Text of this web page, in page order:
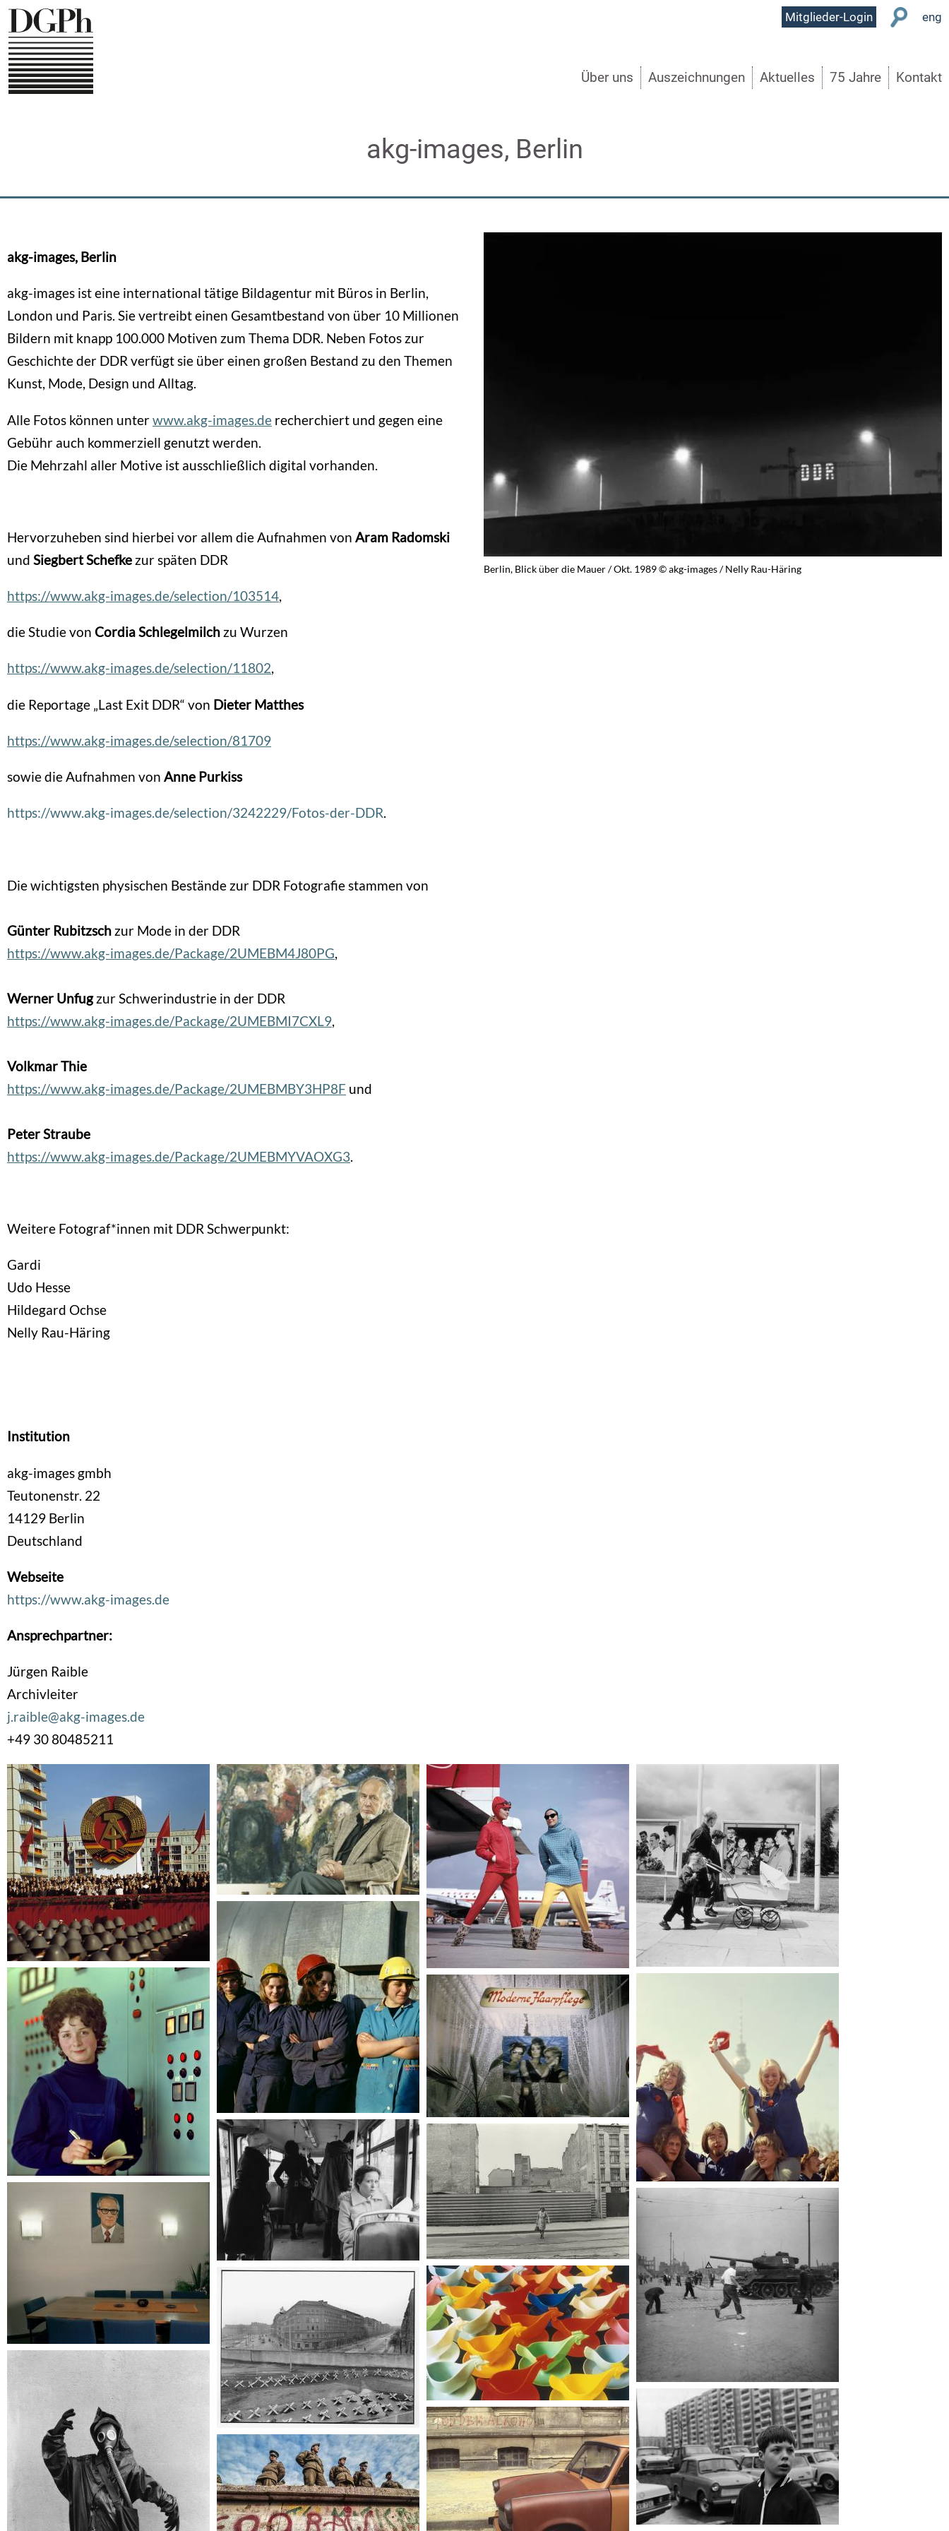
Direkt
zum
Inhalt
User
Mitglieder-Login eng
Über uns Auszeichnungen Aktuelles 75 Jahre Kontakt
akg-images, Berlin
akg-images, Berlin
akg-images ist eine international tätige Bildagentur mit Büros in Berlin,
London und Paris. Sie vertreibt einen Gesamtbestand von über 10 Millionen
Bildern mit knapp 100.000 Motiven zum Thema DDR. Neben Fotos zur
Geschichte der DDR verfügt sie über einen großen Bestand zu den Themen
Kunst, Mode, Design und Alltag.
Alle Fotos können unterwww.akg-images.de recherchiert und gegen eine
Gebühr auch kommerziell genutzt werden.
Die Mehrzahl aller Motive ist ausschließlich digital vorhanden.
Hervorzuheben sind hierbei vor allem die Aufnahmen von Aram Radomski
und Siegbert Schefke zur späten DDR
https://www.akg-images.de/selection/103514,
die Studie von Cordia Schlegelmilch zu Wurzen
https://www.akg-images.de/selection/11802,
die Reportage „Last Exit DDR“ von Dieter Matthes
https://www.akg-images.de/selection/81709
sowie die Aufnahmen von Anne Purkiss
https://www.akg-images.de/selection/3242229/Fotos-der-DDR.
Die wichtigsten physischen Bestände zur DDR Fotografie stammen von
Günter Rubitzsch zur Mode in der DDR
https://www.akg-images.de/Package/2UMEBM4J80PG
Werner Unfugzur Schwerindustrie in der DDR
https://www.akg-images.de/Package/2UMEBMI7CXL9
Volkmar Thie
https://www.akg-images.de/Package/2UMEBMBY3HP8F und
Peter Straube
https://www.akg-images.de/Package/2UMEBMYVAOXG3
Weitere Fotograf*innen mit DDR Schwerpunkt:
Gardi
Udo Hesse
Hildegard Ochse
Nelly Rau-Häring
Institution
akg-images gmbh
Teutonenstr. 22
14129 Berlin
Deutschland
Webseite
https://www.akg-images.de
Ansprechpartner:
Jürgen Raible
Archivleiter
j.raible@akg-images.de
+49 30 80485211
Berlin, Blick über die Mauer / Okt. 1989 © akg-images / Nelly Rau-Häring